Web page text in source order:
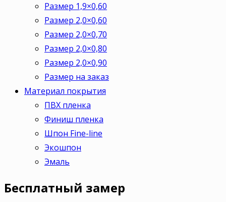
Размер 1,9×0,60
Размер 2,0×0,60
Размер 2,0×0,70
Размер 2,0×0,80
Размер 2,0×0,90
Размер на заказ
Материал покрытия
ПВХ пленка
Финиш пленка
Шпон Fine-line
Экошпон
Эмаль
Бесплатный замер